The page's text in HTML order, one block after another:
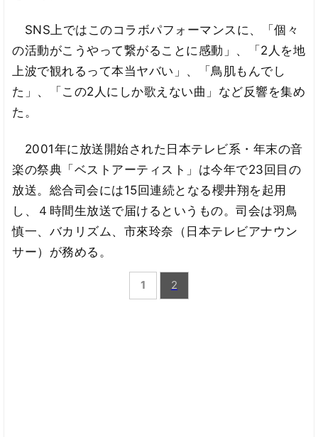
SNS上ではこのコラボパフォーマンスに、「個々
の活動がこうやって繋がることに感動」、「2人を地
上波で観れるって本当ヤバい」、「鳥肌もんでし
た」、「この2人にしか歌えない曲」など反響を集め
た。
2001年に放送開始された日本テレビ系・年末の音
楽の祭典「ベストアーティスト」は今年で23回目の
放送。総合司会には15回連続となる櫻井翔を起用
し、４時間生放送で届けるというもの。司会は羽鳥
慎一、バカリズム、市來玲奈（日本テレビアナウン
サー）が務める。
1 2